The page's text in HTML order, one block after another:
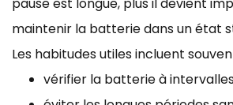
maintenir la batterie dans un état
Les habitudes utiles incluent
vérifier la batterie à